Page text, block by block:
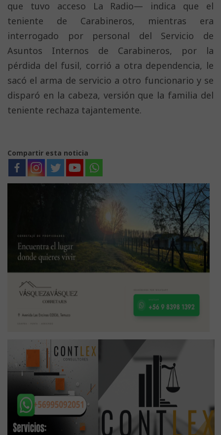
que tuvo acceso La Radio— indica que el
teniente de Carabineros, mientras era
interrogado por personal del Servicio de
Asuntos Internos de Carabineros, por la
pérdida del fusil, corrió a otra dependencia, le
sacó el arma de servicio a otro funcionario y se
disparó en la cabeza, versión que la familia del
teniente rechaza tajantemente.
Compartir esta noticia